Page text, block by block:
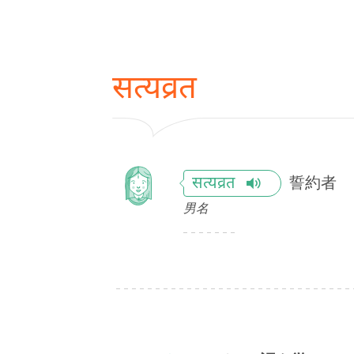
सत्यव्रत
सत्यव्रत 誓約者
男名